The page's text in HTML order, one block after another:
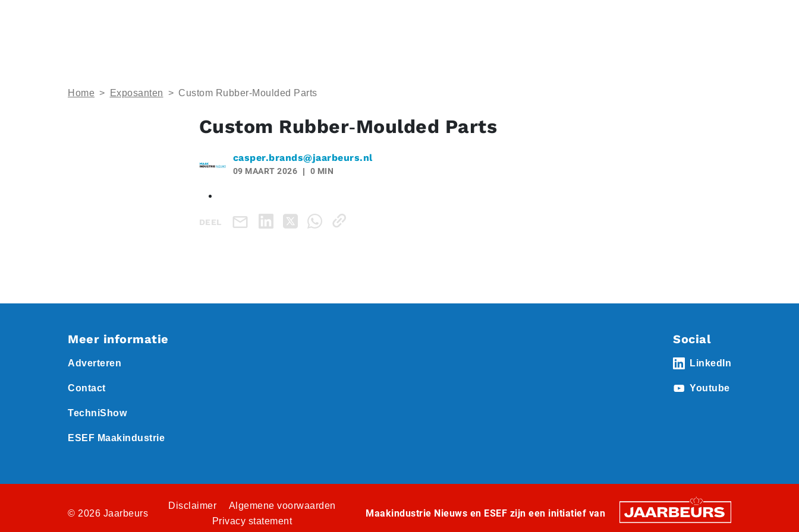
Home > Exposanten > Custom Rubber‑Moulded Parts
Custom Rubber‑Moulded Parts
casper.brands@jaarbeurs.nl
09 MAART 2026 0 MIN
DEEL
Meer informatie
Adverteren
Contact
TechniShow
ESEF Maakindustrie
Social
LinkedIn
Youtube
© 2026 Jaarbeurs
Disclaimer
Algemene voorwaarden
Privacy statement
Maakindustrie Nieuws en ESEF zijn een initiatief van